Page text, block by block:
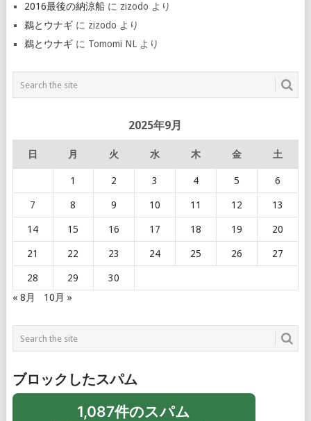
2016最後の納涼船に zizodo より
鵜とウナギに zizodo より
鵜とウナギに Tomomi NLより
2025年9月
日 月 火 水 木 金 土
1 2 3 4 5 6
7 8 9 10 11 12 13
14 15 16 17 18 19 20
21 22 23 24 25 26 27
28 29
30
« 8月
10月 »
ブロックしたスパム
1,087件のスパム